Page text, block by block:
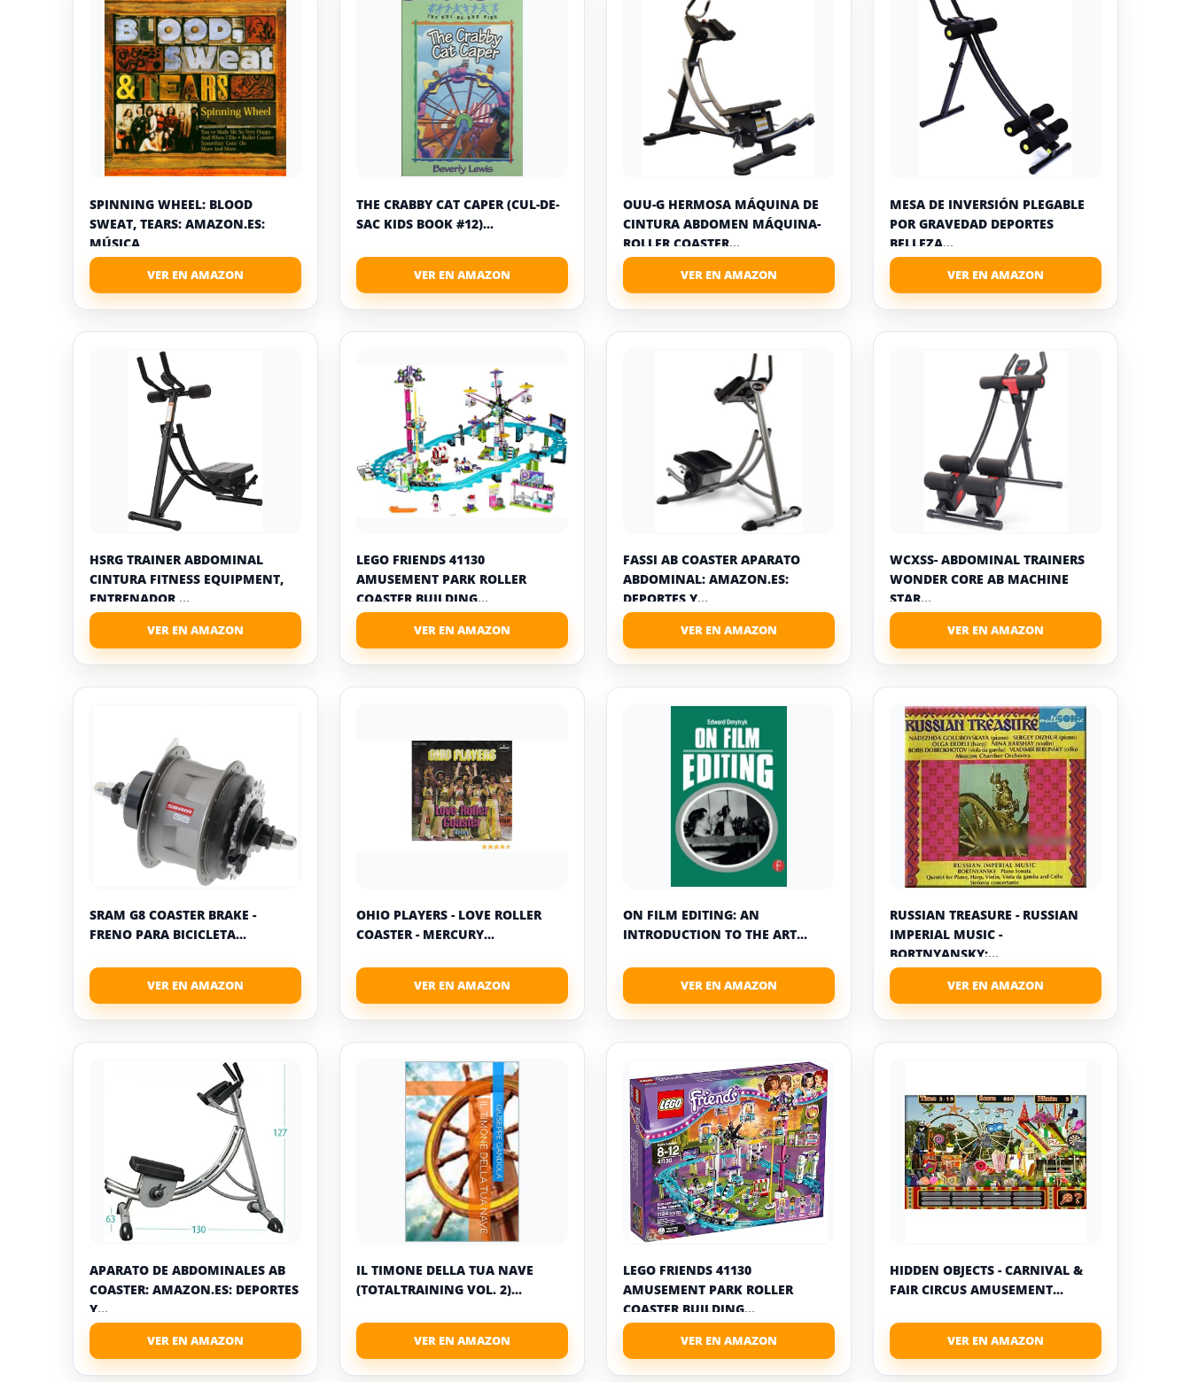
SPINNING WHEEL: BLOOD
SWEAT, TEARS: AMAZON.ES:
MÚSICA
THE CRABBY CAT CAPER (CUL-DE-
SAC KIDS BOOK #12)...
OUU-G HERMOSA MÁQUINA DE
CINTURA ABDOMEN MÁQUINA-
ROLLER COASTER...
MESA DE INVERSIÓN PLEGABLE
POR GRAVEDAD DEPORTES
BELLEZA...
HSRG TRAINER ABDOMINAL
CINTURA FITNESS EQUIPMENT,
ENTRENADOR ...
LEGO FRIENDS 41130
AMUSEMENT PARK ROLLER
COASTER BUILDING...
FASSI AB COASTER APARATO
ABDOMINAL: AMAZON.ES:
DEPORTES Y...
WCXSS- ABDOMINAL TRAINERS
WONDER CORE AB MACHINE
STAR...
SRAM G8 COASTER BRAKE -
FRENO PARA BICICLETA...
OHIO PLAYERS - LOVE ROLLER
COASTER - MERCURY...
ON FILM EDITING: AN
INTRODUCTION TO THE ART...
RUSSIAN TREASURE - RUSSIAN
IMPERIAL MUSIC -
BORTNYANSKY:...
APARATO DE ABDOMINALES AB
COASTER: AMAZON.ES: DEPORTES
Y...
IL TIMONE DELLA TUA NAVE
(TOTALTRAINING VOL. 2)...
LEGO FRIENDS 41130
AMUSEMENT PARK ROLLER
COASTER BUILDING...
HIDDEN OBJECTS - CARNIVAL &
FAIR CIRCUS AMUSEMENT...